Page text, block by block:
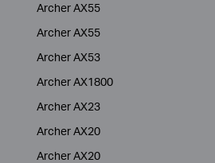
Archer AX55
Archer AX55
Archer AX53
Archer AX1800
Archer AX23
Archer AX20
Archer AX20